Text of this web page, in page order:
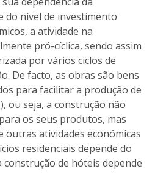
do nível de investimento
a atividade na
pró-cíclica, sendo assim
por vários ciclos de
De facto, as obras são bens
para facilitar a produção de
ou seja, a construção não
os seus produtos, mas
outras atividades económicas
residenciais depende do
construção de hóteis depende